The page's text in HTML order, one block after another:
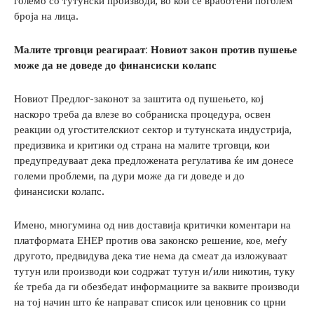
броја на лица.
Малите трговци реагираат: Новиот закон против пушење
може да не доведе до финансиски колапс
Новиот Предлог-законот за заштита од пушењето, кој
наскоро треба да влезе во собраниска процедура, освен
реакции од угостителскиот сектор и тутунската индустрија,
предизвика и критики од страна на малите трговци, кои
предупредуваат дека предложената регулатива ќе им донесе
големи проблеми, па дури може да ги доведе и до
финансиски колапс.
Имено, многумина од нив доставија критички коментари на
платформата ЕНЕР против ова законско решение, кое, меѓу
другото, предвидува дека тие нема да смеат да изложуваат
тутун или производи кои содржат тутун и/или никотин, туку
ќе треба да ги обезбедат информациите за ваквите производи
на тој начин што ќе направат список или ценовник со црни